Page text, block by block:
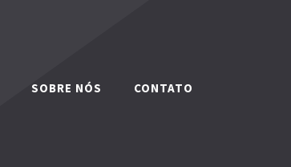
SOBRE NÓS CONTATO